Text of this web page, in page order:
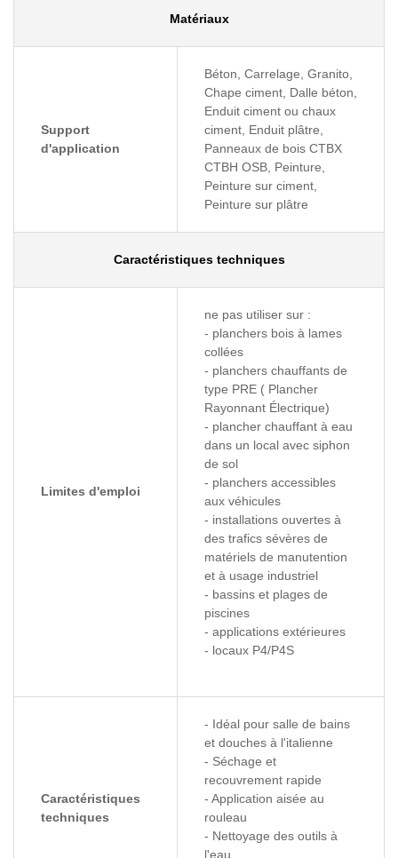
Matériaux
Support
d'application
Béton, Carrelage, Granito,
Chape ciment, Dalle béton,
Enduit ciment ou chaux
ciment, Enduit plâtre,
Panneaux de bois CTBX
CTBH OSB, Peinture,
Peinture sur ciment,
Peinture sur plâtre
Caractéristiques techniques
Limites d'emploi
ne pas utiliser sur :
- planchers bois à lames
collées
- planchers chauffants de
type PRE ( Plancher
Rayonnant Électrique)
- plancher chauffant à eau
dans un local avec siphon
de sol
- planchers accessibles
aux véhicules
- installations ouvertes à
des trafics sévères de
matériels de manutention
et à usage industriel
- bassins et plages de
piscines
- applications extérieures
- locaux P4/P4S
Caractéristiques
techniques
- Idéal pour salle de bains
et douches à l'italienne
- Séchage et
recouvrement rapide
- Application aisée au
rouleau
- Nettoyage des outils à
l'eau